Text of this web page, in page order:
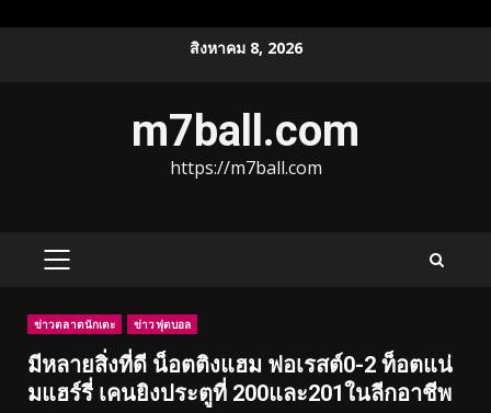
สิงหาคม 8, 2026
m7ball.com
https://m7ball.com
PRIMARY
ข่าวตลาดนักเตะ ข่าวฟุตบอล
มีหลายสิ่งที่ดี น็อตติงแฮม ฟอเรสต์0-2 ท็อตแน่
มแฮร์รี่ เคนยิงประตูที่ 200และ201ในลีกอาชีพ